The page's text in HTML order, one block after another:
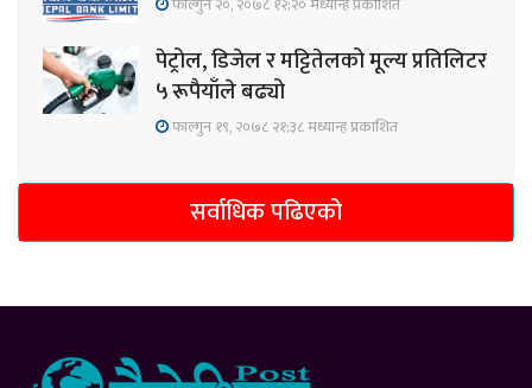
पेट्रोल, डिजेल र मट्टितेलको मूल्य प्रतिलिटर
५ रूपैयाँले बढ्यो
फाल्गुन १९, २०७८ २१;३८ मध्यान्ह प्रकाशित
सर्वाधिक पढिएको